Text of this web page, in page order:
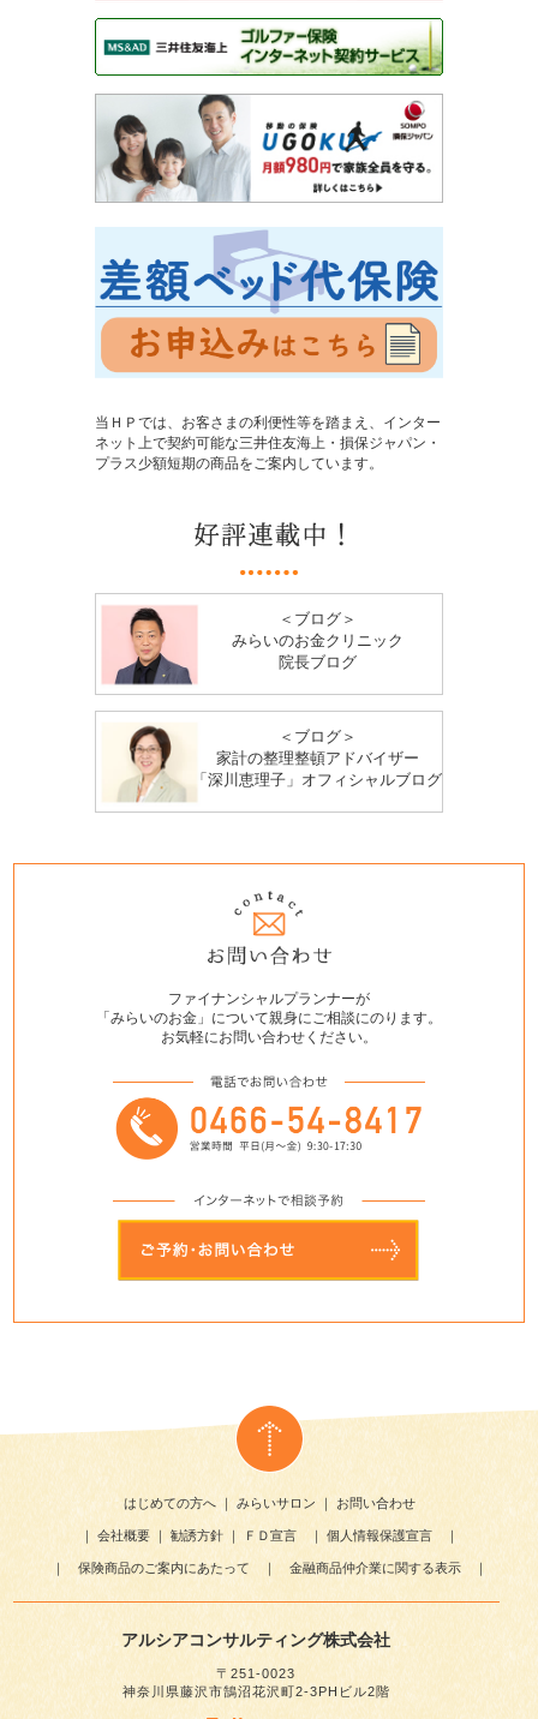
当ＨＰでは、お客さまの利便性等を踏まえ、インター
ネット上で契約可能な三井住友海上・損保ジャパン・
プラス少額短期の商品をご案内しています。
＜ブログ＞
みらいのお金クリニック
院長ブログ
＜ブログ＞
家計の整理整頓アドバイザー
「深川恵理子」オフィシャルブログ
ファイナンシャルプランナーが
「みらいのお金」について親身にご相談にのります。
お気軽にお問い合わせください。
はじめての方へ｜ みらいサロン ｜ お問い合わせ
｜会社概要｜ 勧誘方針｜ ＦＤ宣言｜ 個人情報保護宣言｜
保険商品のご案内にあたって 金融商品仲介業に関する表示｜
アルシアコンサルティング株式会社
〒251-0023
神奈川県藤沢市鵠沼花沢町2-3PHビル2階